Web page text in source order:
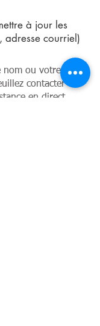
à jour les
adresse courriel)
nom ou votre
contacter
en direct.